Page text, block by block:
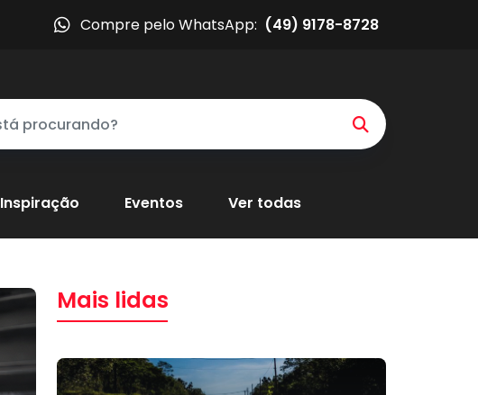
Compre pelo WhatsApp: (49) 9178-8728
Inspiração Eventos Ver todas
Mais lidas